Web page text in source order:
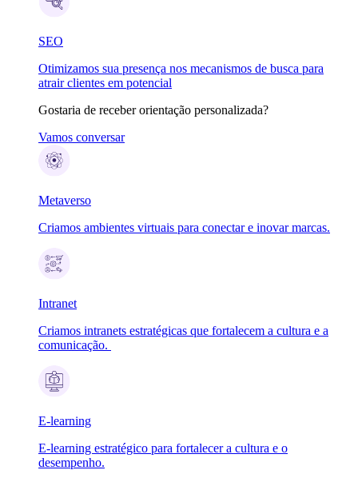
SEO
Otimizamos sua presença nos mecanismos de busca para
atrair clientes em potencial
Gostaria de receber orientação personalizada?
Vamos conversar
Metaverso
Criamos ambientes virtuais para conectar e inovar marcas.
Intranet
Criamos intranets estratégicas que fortalecem a cultura e a
comunicação.
E-learning
E-learning estratégico para fortalecer a cultura e o
desempenho.